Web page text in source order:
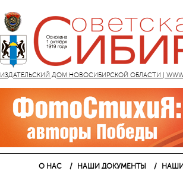
ИЗДАТЕЛЬСКИЙ ДОМ НОВОСИБИРСКОЙ ОБЛАСТИ |
О НАС НАШИ ДОКУМЕНТЫ